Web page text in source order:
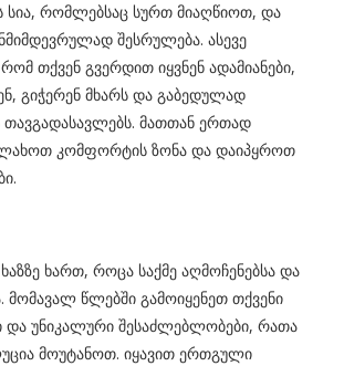
სია, რომლებსაც სურთ მიაღწიოთ, და
შესრულება. ასევე
თქვენ გვერდით იყვნენ ადამიანები,
გიჭერენ მხარს და გაბედულად
თავგადასავლებს. მათთან ერთად
კომფორტის ზონა და დაიპყროთ
ხართ, როცა საქმე აღმოჩენებსა და
მომავალ წლებში გამოიყენეთ თქვენი
და უნიკალური შესაძლებლობები, რათა
მოუტანოთ. იყავით ერთგული